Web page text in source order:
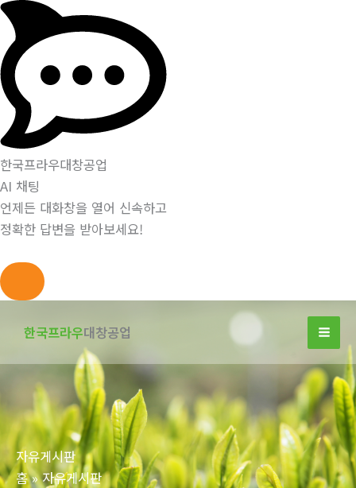
한국프라우대창공업
AI 채팅
언제든 대화창을 열어 신속하고
정확한 답변을 받아보세요!
너
뛰
기
한국프라우대창공업
자유게시판
홈
자유게시판